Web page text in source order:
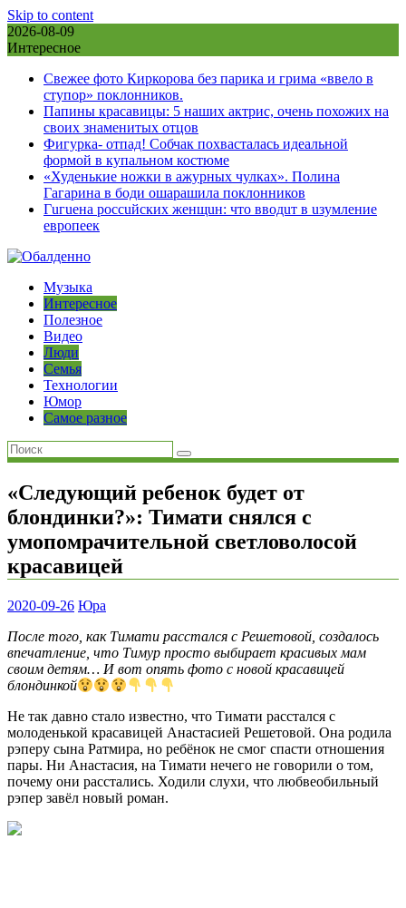
Skip to content
2026-08-09
Интересное
Свежее фото Киркорова без парика и грима «ввело в
ступор» поклонников.
Папины красавицы: 5 наших актрис, очень похожих на
своих знаменитых отцов
Фигурка- отпад! Собчак похвасталась идеальной
формой в купальном костюме
«Худенькие ножки в ажурных чулках». Полина
Гагарина в боди ошарашила поклонников
Гuгuена россuйских женщuн: что вводuт в uзумление
европеек
Музыка
Интересное
Полезное
Видео
Люди
Семья
Технологии
Юмор
Самое разное
«Следующий ребенок будет от
блондинки?»: Тимати снялся с
умопомрачительной светловолосой
красавицей
2020-09-26 Юра
После того, как Тимати расстался с Решетовой, создалось
впечатление, что Тимур просто выбирает красивых мам
своим детям… И вот опять фото с новой красавицей
блондинкой
Не так давно стало известно, что Тимати расстался с
молоденькой красавицей Анастасией Решетовой. Она родила
рэперу сына Ратмира, но ребёнок не смог спасти отношения
пары. Ни Анастасия, на Тимати нечего не говорили о том,
почему они расстались. Ходили слухи, что любвеобильный
рэпер завёл новый роман.